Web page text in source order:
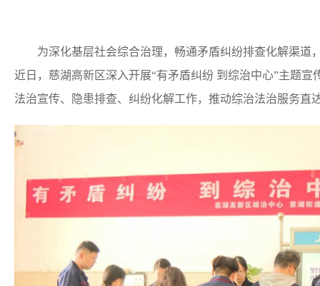
为深化基层社会综合治理，畅通矛盾纠纷排查化解渠道
近日，慈湖高新区深入开展“有矛盾纠纷 到综治中心”主题
法治宣传、隐患排查、纠纷化解工作，推动综治法治服务直